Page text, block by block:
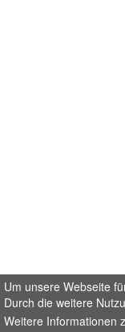
Um unsere Webseite
Durch die weitere
Weitere Informationen